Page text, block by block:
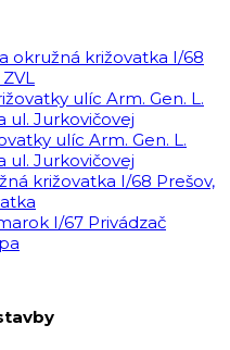
I/68
ulíc Arm. Gen. L.
ul. Jurkovičovej
I/68 Prešov,
I/67 Privádzač